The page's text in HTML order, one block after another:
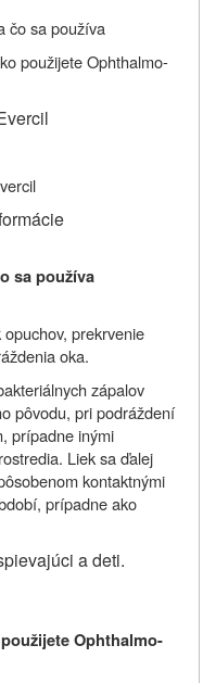
čo sapoužíva
použijete Ophthalmo-
sa používa
prekrvenie
oka.
zápalov
pôvodu, pri podráždení
prípadne inými
Liek sa ďalej
kontaktnými
prípadne ako
a deti.
Ophthalmo-